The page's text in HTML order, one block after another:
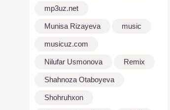
mp3uz.net
Munisa Rizayeva music
musicuz.com
Nilufar Usmonova Remix
Shahnoza Otaboyeva
Shohruhxon